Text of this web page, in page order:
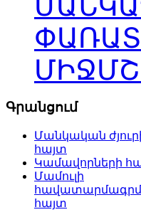
Գրանցում
Մանկական
հայտ
Կամավորների
Մամուլի
հայտ